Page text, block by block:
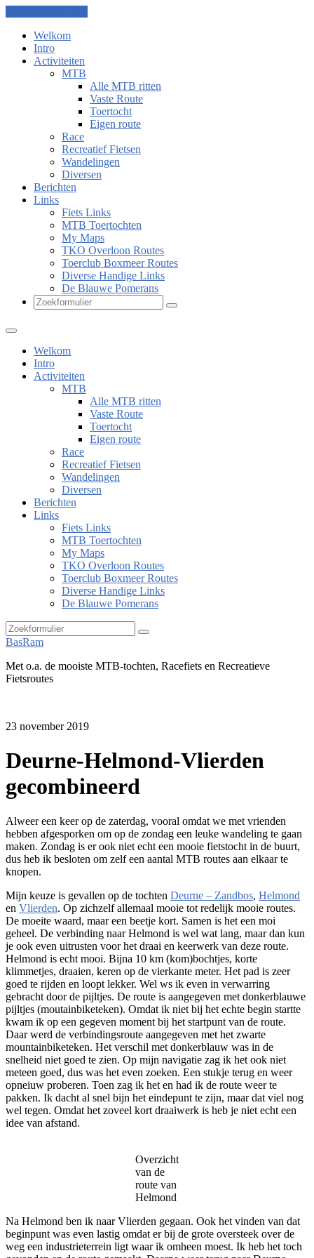
Welkom
Intro
Activiteiten
MTB
Alle MTB ritten
Vaste Route
Toertocht
Eigen route
Race
Recreatief Fietsen
Wandelingen
Diversen
Berichten
Links
Fiets Links
MTB Toertochten
My Maps
TKO Overloon Routes
Toerclub Boxmeer Routes
Diverse Handige Links
De Blauwe Pomerans
Zoeken
Welkom
Intro
Activiteiten
MTB
Alle MTB ritten
Vaste Route
Toertocht
Eigen route
Race
Recreatief Fietsen
Wandelingen
Diversen
Berichten
Links
Fiets Links
MTB Toertochten
My Maps
TKO Overloon Routes
Toerclub Boxmeer Routes
Diverse Handige Links
De Blauwe Pomerans
Zoeken
BasRam
Met o.a. de mooiste MTB-tochten, Racefiets en Recreatieve
Fietsroutes
23 november 2019
Deurne-Helmond-Vlierden
gecombineerd
Alweer een keer op de zaterdag, vooral omdat we met vrienden
hebben afgesporken om op de zondag een leuke wandeling te gaan
maken. Zondag is er ook niet echt een mooie fietstocht in de buurt,
dus heb ik besloten om zelf een aantal MTB routes aan elkaar te
knopen.
Mijn keuze is gevallen op de tochten Deurne – Zandbos, Helmond
en Vlierden. Op zichzelf allemaal mooie tot redelijk mooie routes.
De moeite waard, maar een beetje kort. Samen is het een moi
geheel. De verbinding naar Helmond is wel wat lang, maar dan kun
je ook even uitrusten voor het draai en keerwerk van deze route.
Helmond is echt mooi. Bijna 10 km (kom)bochtjes, korte
klimmetjes, draaien, keren op de vierkante meter. Het pad is zeer
goed te rijden en loopt lekker. Wel ws ik even in verwarring
gebracht door de pijltjes. De route is aangegeven met donkerblauwe
pijltjes (moutainbiketeken). Omdat ik niet bij het echte begin startte
kwam ik op een gegeven moment bij het startpunt van de route.
Daar werd de verbindingsroute aangegeven met het zwarte
mountainbiketeken. Het verschil met donkerblauw was in de
snelheid niet goed te zien. Op mijn navigatie zag ik het ook niet
meteen goed, dus was het even zoeken. Een stukje terug en weer
opneiuw proberen. Toen zag ik het en had ik de route weer te
pakken. Ik dacht al snel bijn het eindepunt te zijn, maar dat viel nog
wel tegen. Omdat het zoveel kort draaiwerk is heb je niet echt een
idee van afstand.
Overzicht
van de
route van
Helmond
Na Helmond ben ik naar Vlierden gegaan. Ook het vinden van dat
beginpunt was even lastig omdat er bij de grote oversteek over de
weg een industrieterrein ligt waar ik omheen moest. Ik heb het toch